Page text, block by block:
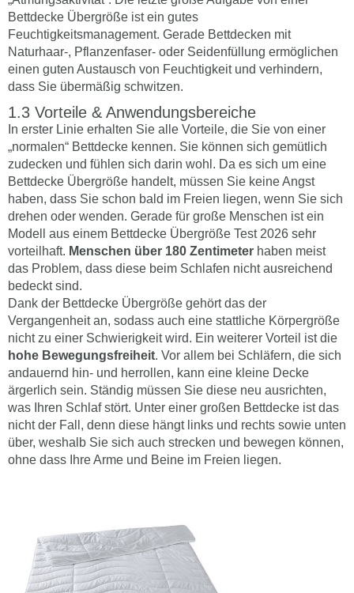
Bettdecke Übergröße ist ein gutes
Feuchtigkeitsmanagement. Gerade Bettdecken mit
Naturhaar-, Pflanzenfaser- oder Seidenfüllung ermöglichen
einen guten Austausch von Feuchtigkeit und verhindern,
dass Sie übermäßig schwitzen.
Vorteile & Anwendungsbereiche
In erster Linie erhalten Sie alle Vorteile, die Sie von einer
„normalen“ Bettdecke kennen. Sie können sich gemütlich
zudecken und fühlen sich darin wohl. Da es sich um eine
Bettdecke Übergröße handelt, müssen Sie keine Angst
haben, dass Sie schon bald im Freien liegen, wenn Sie sich
drehen oder wenden. Gerade für große Menschen ist ein
Modell aus einem Bettdecke Übergröße Test 2026 sehr
vorteilhaft. Menschen über 180 Zentimeter haben meist
das Problem, dass diese beim Schlafen nicht ausreichend
bedeckt sind.
Dank der Bettdecke Übergröße gehört das der
Vergangenheit an, sodass auch eine stattliche Körpergröße
nicht zu einer Schwierigkeit wird. Ein weiterer Vorteil ist die
hohe Bewegungsfreiheit. Vor allem bei Schläfern, die sich
andauernd hin- und herrollen, kann eine kleine Decke
ärgerlich sein. Ständig müssen Sie diese neu ausrichten,
was Ihren Schlaf stört. Unter einer großen Bettdecke ist das
nicht der Fall, denn diese hängt links und rechts sowie unten
über, weshalb Sie sich auch strecken und bewegen können,
ohne dass Ihre Arme und Beine im Freien liegen.